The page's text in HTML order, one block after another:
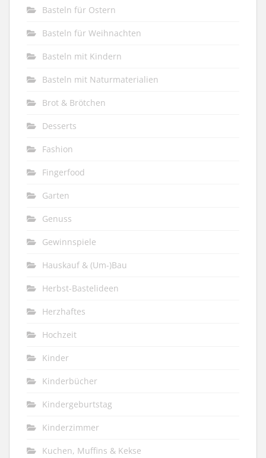
Basteln für Ostern
Basteln für Weihnachten
Basteln mit Kindern
Basteln mit Naturmaterialien
Brot & Brötchen
Desserts
Fashion
Fingerfood
Garten
Genuss
Gewinnspiele
Hauskauf & (Um-)Bau
Herbst-Bastelideen
Herzhaftes
Hochzeit
Kinder
Kinderbücher
Kindergeburtstag
Kinderzimmer
Kuchen, Muffins & Kekse